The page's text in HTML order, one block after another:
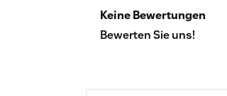
Keine Bewertungen
Bewerten Sie uns!